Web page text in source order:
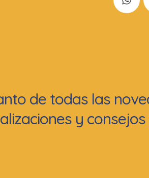
de todas las
y